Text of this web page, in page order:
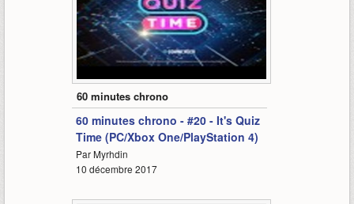
69:24
60 minutes chrono
60 minutes chrono - #20 - It's Quiz
Time (PC/Xbox One/PlayStation 4)
Par Myrhdin
10 décembre 2017